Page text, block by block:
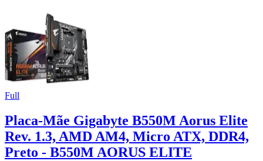
Full
Placa-Mãe Gigabyte B550M Aorus Elite
Rev. 1.3, AMD AM4, Micro ATX, DDR4,
Preto - B550M AORUS ELITE